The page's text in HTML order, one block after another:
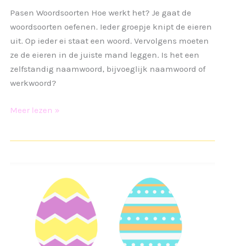
Pasen Woordsoorten Hoe werkt het? Je gaat de
woordsoorten oefenen. Ieder groepje knipt de eieren
uit. Op ieder ei staat een woord. Vervolgens moeten
ze de eieren in de juiste mand leggen. Is het een
zelfstandig naamwoord, bijvoeglijk naamwoord of
werkwoord?
Pasen
Meer lezen »